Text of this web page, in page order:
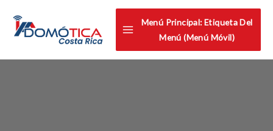
Menú Principal: Etiqueta Del
Menú (menú Móvil)